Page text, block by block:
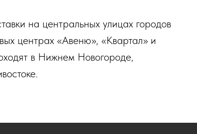
на центральных улицах городов
центрах «Авеню», «Квартал» и
в Нижнем Новогороде,